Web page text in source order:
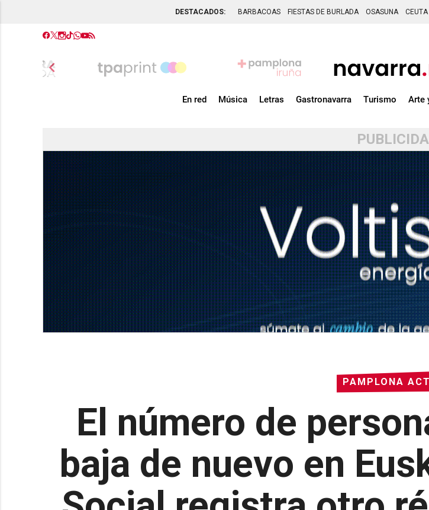
DESTACADOS: BARBACOAS FIESTAS DE BURLADA OSASUNA CEUTA
chevron_left
En red Música Letras Gastronavarra Turismo Arte
PAMPLONA
El número de
baja de nuevo en